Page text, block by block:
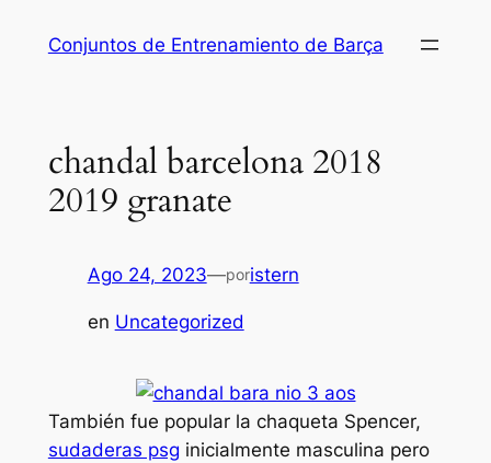
Conjuntos de Entrenamiento de Barça
chandal barcelona 2018
2019 granate
Ago 24, 2023—poristern
en Uncategorized
También fue popular la chaqueta Spencer,
sudaderas psg inicialmente masculina pero